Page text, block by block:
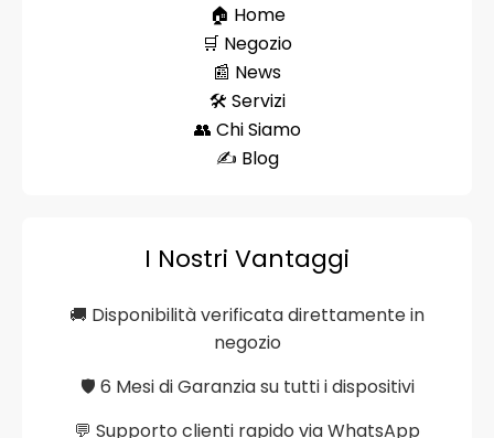
🏠 Home
🛒 Negozio
📰 News
🛠️ Servizi
👥 Chi Siamo
✍️ Blog
I Nostri Vantaggi
🚚 Disponibilità verificata direttamente in
negozio
🛡️ 6 Mesi di Garanzia su tutti i dispositivi
💬 Supporto clienti rapido via WhatsApp